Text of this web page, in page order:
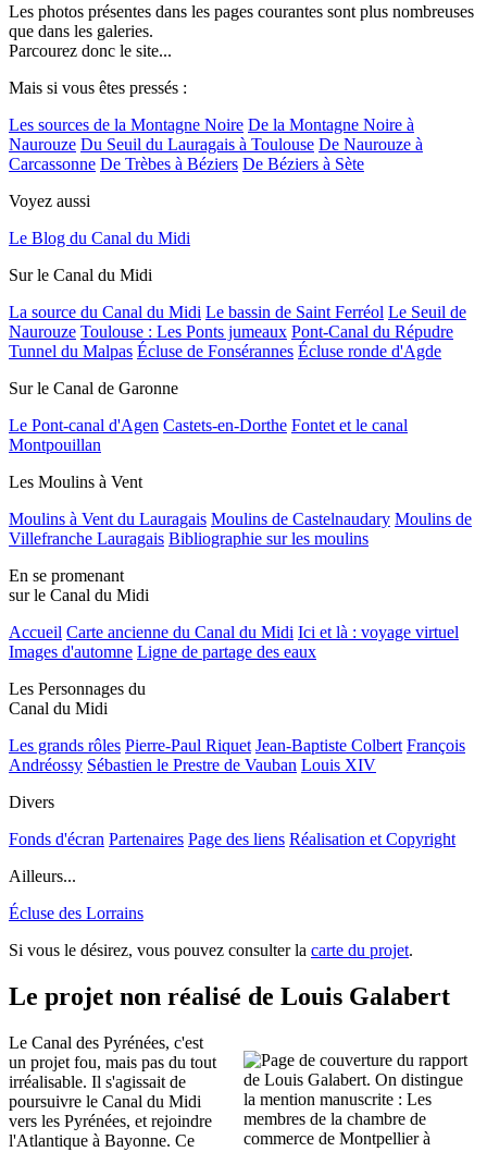
Les photos présentes dans les pages courantes sont plus nombreuses
que dans les galeries.
Parcourez donc le site...
Mais si vous êtes pressés :
Les sources de la Montagne Noire De la Montagne Noire à
Naurouze Du Seuil du Lauragais à Toulouse De Naurouze à
Carcassonne De Trèbes à Béziers De Béziers à Sète
Voyez aussi
Le Blog du Canal du Midi
Sur le Canal du Midi
La source du Canal du Midi Le bassin de Saint Ferréol Le Seuil de
Naurouze Toulouse : Les Ponts jumeaux Pont-Canal du Répudre
Tunnel du Malpas Écluse de Fonsérannes Écluse ronde d'Agde
Sur le Canal de Garonne
Le Pont-canal d'Agen Castets-en-Dorthe Fontet et le canal
Montpouillan
Les Moulins à Vent
Moulins à Vent du Lauragais Moulins de Castelnaudary Moulins de
Villefranche Lauragais Bibliographie sur les moulins
En se promenant
sur le Canal du Midi
Accueil Carte ancienne du Canal du Midi Ici et là : voyage virtuel
Images d'automne Ligne de partage des eaux
Les Personnages du
Canal du Midi
Les grands rôles Pierre-Paul Riquet Jean-Baptiste Colbert François
Andréossy Sébastien le Prestre de Vauban Louis XIV
Divers
Fonds d'écran Partenaires Page des liens Réalisation et Copyright
Ailleurs...
Écluse des Lorrains
Si vous le désirez, vous pouvez consulter la carte du projet.
Le projet non réalisé de Louis Galabert
Le Canal des Pyrénées, c'est
un projet fou, mais pas du tout
irréalisable. Il s'agissait de
poursuivre le Canal du Midi
vers les Pyrénées, et rejoindre
l'Atlantique à Bayonne. Ce